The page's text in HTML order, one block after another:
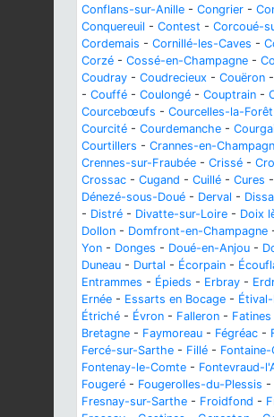
Conflans-sur-Anille - Congrier -
Conquereuil - Contest - Corcoué-
Cordemais - Cornillé-les-Caves -
Corzé - Cossé-en-Champagne -
Coudray - Coudrecieux - Couëron -
- Couffé - Coulongé - Couptrain -
Courcebœufs - Courcelles-la-Forêt
Courcité - Courdemanche -
Courtillers - Crannes-en-
Crennes-sur-Fraubée - Crissé -
Crossac - Cugand - Cuillé - Cures -
Dénezé-sous-Doué - Derval -
- Distré - Divatte-sur-Loire - Doix
Dollon - Domfront-en-Champagne
Yon - Donges - Doué-en-Anjou -
Duneau - Durtal - Écorpain -
Entrammes - Épieds - Erbray -
Ernée - Essarts en Bocage -
Étriché - Évron - Falleron - Fatines
Bretagne - Faymoreau - Fégréac -
Fercé-sur-Sarthe - Fillé -
Fontenay-le-Comte - Fontevraud-
Fougeré - Fougerolles-du-Plessis -
Fresnay-sur-Sarthe - Froidfond -